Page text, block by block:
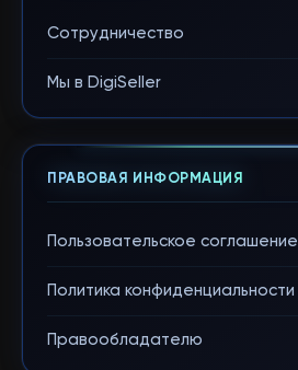
Сотрудничество
Мы в DigiSeller
ПРАВОВАЯ ИНФОРМАЦИЯ
Пользовательское соглашение
Политика конфиденциальности
Правообладателю